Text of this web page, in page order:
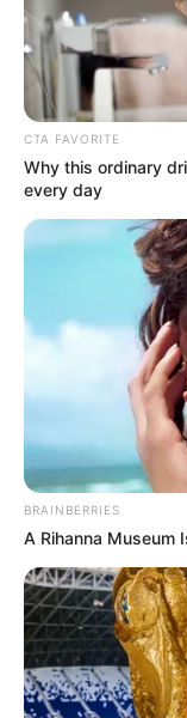
CTA FAVORITE
Why this ordinary
every day
BRAINBERRIES
A Rihanna Museum